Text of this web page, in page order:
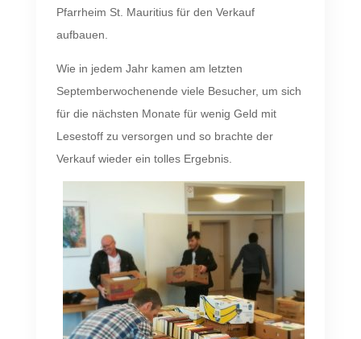
Pfarrheim St. Mauritius für den Verkauf
aufbauen.
Wie in jedem Jahr kamen am letzten
Septemberwochenende viele Besucher, um sich
für die nächsten Monate für wenig Geld mit
Lesestoff zu versorgen und so brachte der
Verkauf wieder ein tolles Ergebnis.